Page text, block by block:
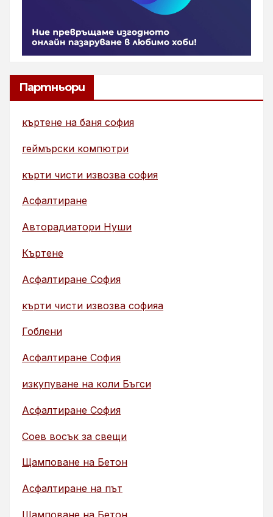
Партньори
къртене на баня софия
геймърски компютри
кърти чисти извозва софия
Асфалтиране
Авторадиатори Нуши
Къртене
Асфалтиране София
кърти чисти извозва софияа
Гоблени
Асфалтиране София
изкупуване на коли Бъгси
Асфалтиране София
Соев восък за свещи
Щамповане на Бетон
Асфалтиране на път